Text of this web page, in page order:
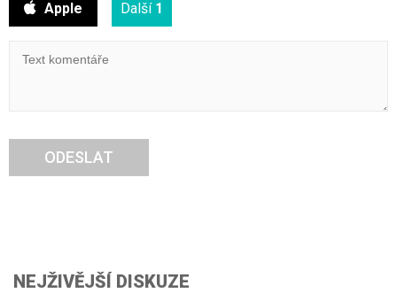
Apple Další 1
ODESLAT
NEJŽIVĚJŠÍ DISKUZE